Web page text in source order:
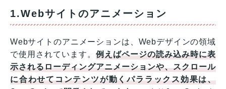
1.Webサイトのアニメーション
Webサイトのアニメーションは、Webデザインの領域
で使用されています。例えばページの読み込み時に表
示されるローディングアニメーションや、スクロール
に合わせてコンテンツが動くパララックス効果は、